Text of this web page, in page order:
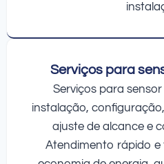
Serviços para
Serviços para
instalação,
ajuste de alcance e
Atendimento rápido